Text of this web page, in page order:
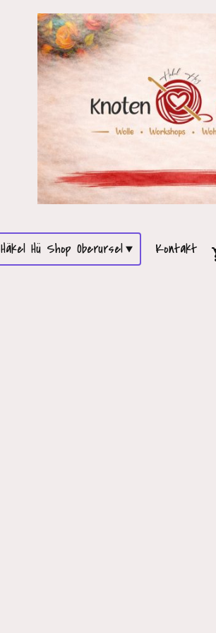
Häkel Hü Shop Oberursel Kontakt